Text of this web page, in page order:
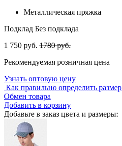
Металлическая пряжка
Подклад Без подклада
1 750 руб. 1780 руб.
Рекомендуемая розничная цена
Узнать оптовую цену
Как правильно определить размер
Обмен товара
Добавить в корзину
Добавьте в заказ цвета и размеры: